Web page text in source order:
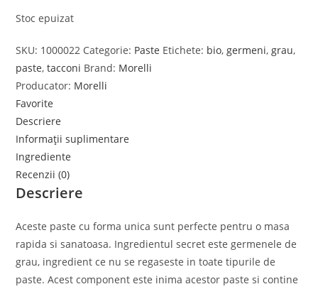
Stoc epuizat
SKU: 1000022 Categorie: Paste Etichete: bio, germeni, grau,
paste,tacconi Brand: Morelli
Producator: Morelli
Favorite
Descriere
Informații suplimentare
Ingrediente
Recenzii (0)
Descriere
Aceste paste cu forma unica sunt perfecte pentru o masa
rapida si sanatoasa. Ingredientul secret este germenele de
grau, ingredient ce nu se regaseste in toate tipurile de
paste. Acest component este inima acestor paste si contine